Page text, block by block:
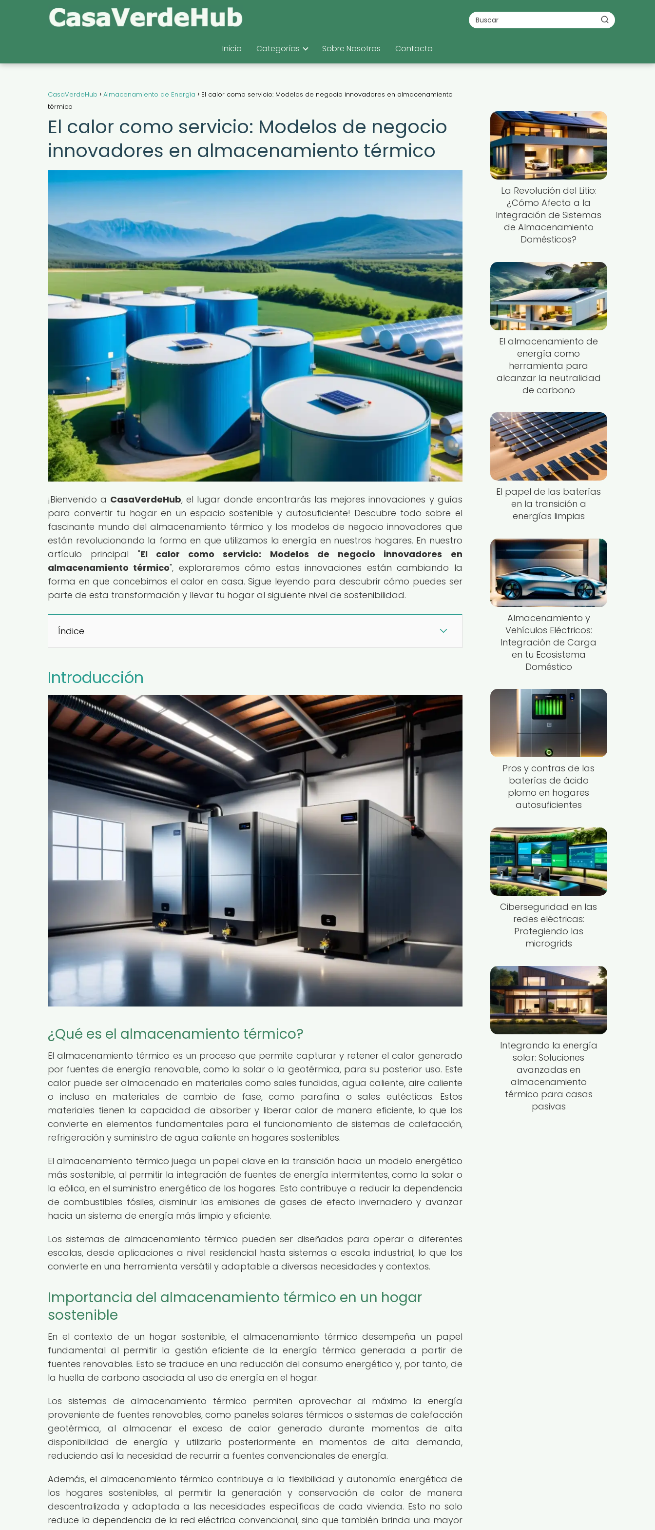
Inicio Categorías Sobre Nosotros Contacto
CasaVerdeHub Almacenamiento de Energía
El calor como servicio: Modelos de negocio innovadores en almacenamiento
térmico
El calor como servicio: Modelos de negocio
innovadores en almacenamiento térmico
¡Bienvenido a CasaVerdeHub, el lugar donde encontrarás las mejores innovaciones y guías
para convertir tu hogar en un espacio sostenible y autosuficiente! Descubre todo sobre el
fascinante mundo del almacenamiento térmico y los modelos de negocio innovadores que
están revolucionando la forma en que utilizamos la energía en nuestros hogares. En nuestro
artículo principal "El calor como servicio: Modelos de negocio innovadores en
almacenamiento térmico", exploraremos cómo estas innovaciones están cambiando la
forma en que concebimos el calor en casa. Sigue leyendo para descubrir cómo puedes ser
parte de esta transformación y llevar tu hogar al siguiente nivel de sostenibilidad.
Índice
Introducción
¿Qué es el almacenamiento térmico?
El almacenamiento térmico es un proceso que permite capturar y retener el calor generado
por fuentes de energía renovable, como la solar o la geotérmica, para su posterior uso. Este
calor puede ser almacenado en materiales como sales fundidas, agua caliente, aire caliente
o incluso en materiales de cambio de fase, como parafina o sales eutécticas. Estos
materiales tienen la capacidad de absorber y liberar calor de manera eficiente, lo que los
convierte en elementos fundamentales para el funcionamiento de sistemas de calefacción,
refrigeración y suministro de agua caliente en hogares sostenibles.
El almacenamiento térmico juega un papel clave en la transición hacia un modelo energético
más sostenible, al permitir la integración de fuentes de energía intermitentes, como la solar o
la eólica, en el suministro energético de los hogares. Esto contribuye a reducir la dependencia
de combustibles fósiles, disminuir las emisiones de gases de efecto invernadero y avanzar
hacia un sistema de energía más limpio y eficiente.
Los sistemas de almacenamiento térmico pueden ser diseñados para operar a diferentes
escalas, desde aplicaciones a nivel residencial hasta sistemas a escala industrial, lo que los
convierte en una herramienta versátil y adaptable a diversas necesidades y contextos.
Importancia del almacenamiento térmico en un hogar
sostenible
En el contexto de un hogar sostenible, el almacenamiento térmico desempeña un papel
fundamental al permitir la gestión eficiente de la energía térmica generada a partir de
fuentes renovables. Esto se traduce en una reducción del consumo energético y, por tanto, de
la huella de carbono asociada al uso de energía en el hogar.
Los sistemas de almacenamiento térmico permiten aprovechar al máximo la energía
proveniente de fuentes renovables, como paneles solares térmicos o sistemas de calefacción
geotérmica, al almacenar el exceso de calor generado durante momentos de alta
disponibilidad de energía y utilizarlo posteriormente en momentos de alta demanda,
reduciendo así la necesidad de recurrir a fuentes convencionales de energía.
Además, el almacenamiento térmico contribuye a la flexibilidad y autonomía energética de
los hogares sostenibles, al permitir la generación y conservación de calor de manera
descentralizada y adaptada a las necesidades específicas de cada vivienda. Esto no solo
reduce la dependencia de la red eléctrica convencional, sino que también brinda una mayor
La Revolución del Litio:
¿Cómo Afecta a la
Integración de Sistemas
de Almacenamiento
Domésticos?
El almacenamiento de
energía como
herramienta para
alcanzar la neutralidad
de carbono
El papel de las baterías
en la transición a
energías limpias
Almacenamiento y
Vehículos Eléctricos:
Integración de Carga
en tu Ecosistema
Doméstico
Pros y contras de las
baterías de ácido
plomo en hogares
autosuficientes
Ciberseguridad en las
redes eléctricas:
Protegiendo las
microgrids
Integrando la energía
solar: Soluciones
avanzadas en
almacenamiento
térmico para casas
pasivas